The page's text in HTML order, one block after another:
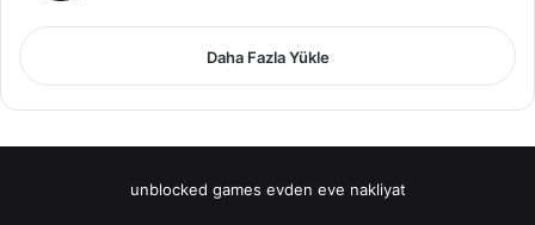
Daha Fazla Yükle
unblocked games evden eve nakliyat